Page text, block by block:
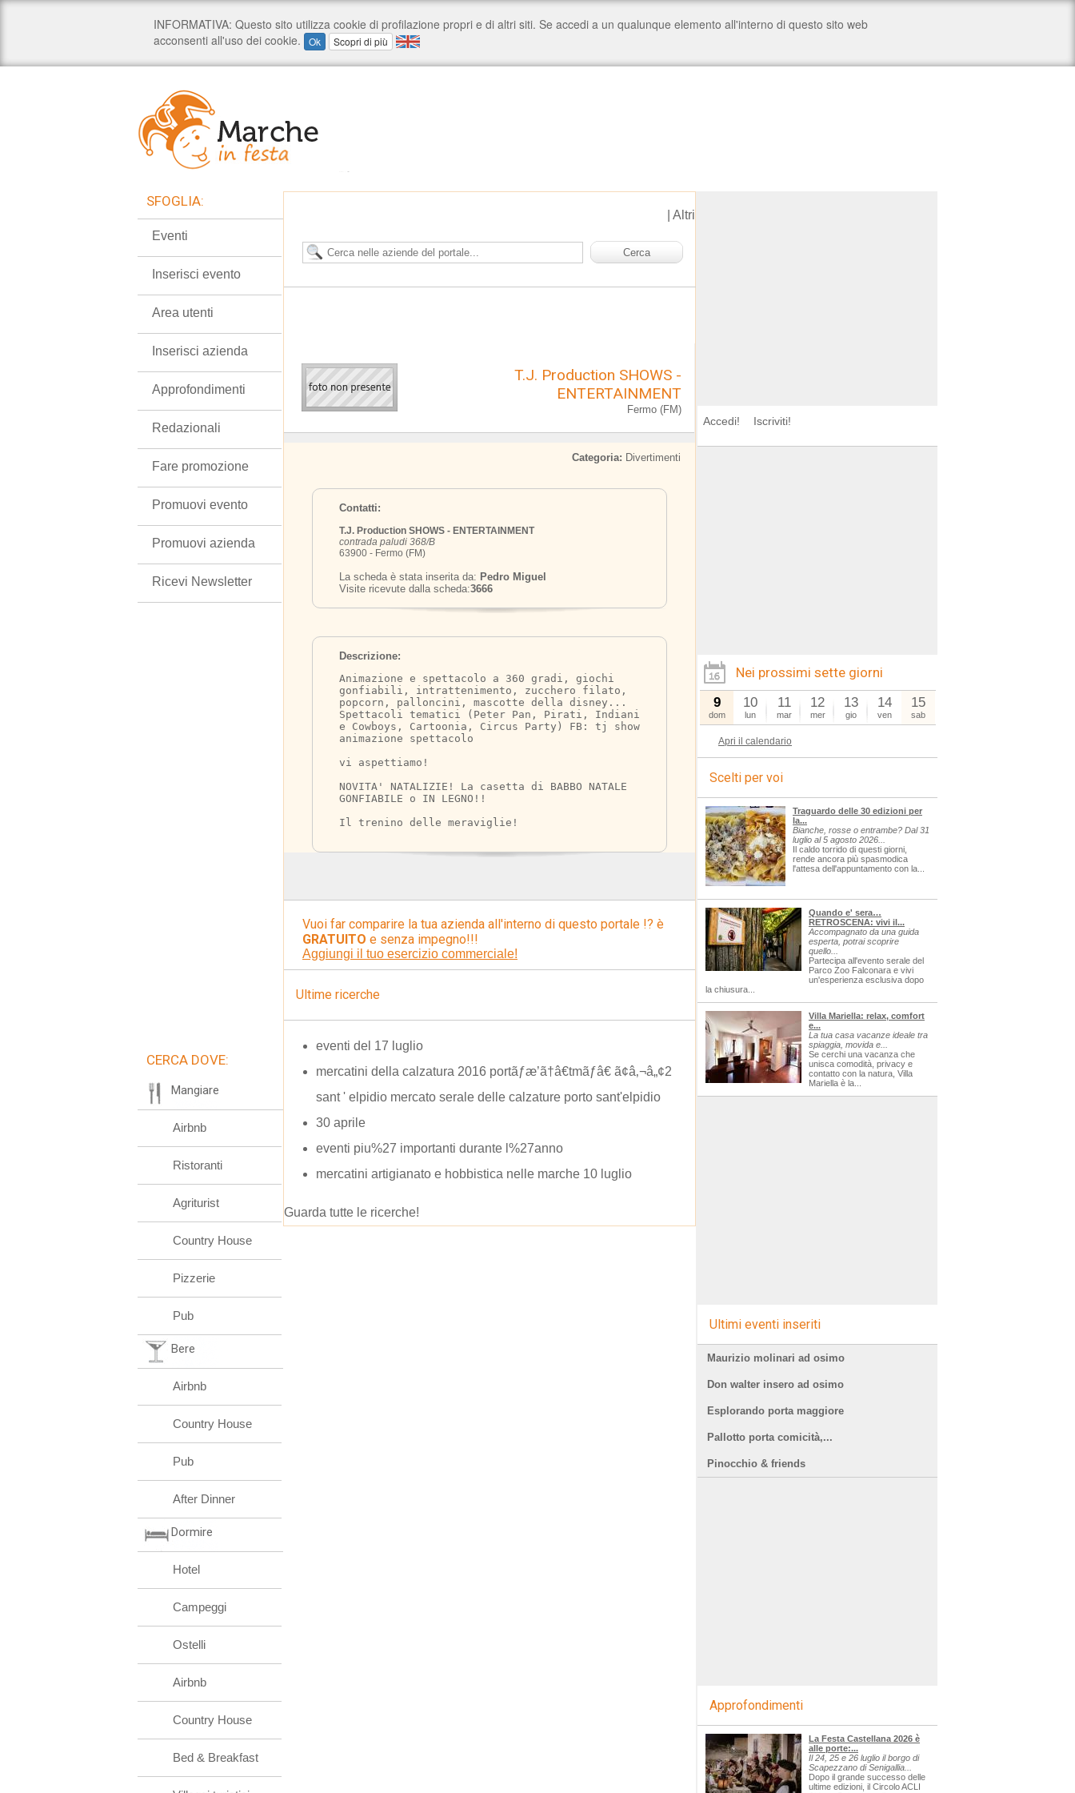
Altri
T.J. Production SHOWS -
ENTERTAINMENT
Fermo (FM)
Categoria: Divertimenti
Contatti:
T.J. Production SHOWS - ENTERTAINMENT
contrada paludi 368/B
63900 - Fermo (FM)
La scheda è stata inserita da: Pedro Miguel
Visite ricevute dalla scheda:3666
Descrizione:
Animazione e spettacolo a 360 gradi, giochi
gonfiabili, intrattenimento, zucchero filato,
popcorn, palloncini, mascotte della disney...
Spettacoli tematici (Peter Pan, Pirati, Indiani
e Cowboys, Cartoonia, Circus Party) FB: tj show
animazione spettacolo
vi aspettiamo!
NOVITA' NATALIZIE! La casetta di BABBO NATALE
GONFIABILE o IN LEGNO!!
Il trenino delle meraviglie!
Vuoi far comparire la tua azienda all'interno di questo portale !? è
GRATUITO e senza impegno!!!
Aggiungi il tuo esercizio commerciale!
Ultime ricerche
eventi del 17 luglio
mercatini della calzatura 2016 portãƒæ’ã†â€tmãƒâ€ ã¢â‚¬â„¢2
sant ' elpidio mercato serale delle calzature porto sant'elpidio
30 aprile
eventi piu%27 importanti durante l%27anno
mercatini artigianato e hobbistica nelle marche 10 luglio
Guarda tutte le ricerche!
SFOGLIA:
Eventi
Inserisci evento
Area utenti
Inserisci azienda
Approfondimenti
Redazionali
Fare promozione
Promuovi evento
Promuovi azienda
Ricevi Newsletter
CERCA DOVE:
Mangiare
Airbnb
Ristoranti
Agriturist
Country House
Pizzerie
Pub
Bere
Airbnb
Country House
Pub
After Dinner
Dormire
Hotel
Campeggi
Ostelli
Airbnb
Country House
Bed & Breakfast
Accedi! Iscriviti!
Nei prossimi sette giorni
9
dom
10
lun
11
mar
12
mer
13
gio
14
ven
15
sab
Apri il calendario
Scelti per voi
Traguardo delle 30 edizioni per
la...
Bianche, rosse o entrambe? Dal 31
luglio al 5 agosto 2026...
Il caldo torrido di questi giorni,
rende ancora più spasmodica
l'attesa dell'appuntamento con la...
Quando e' sera…
RETROSCENA: vivi il...
Accompagnato da una guida
esperta, potrai scoprire
quello...
Partecipa all'evento serale del
Parco Zoo Falconara e vivi
un'esperienza esclusiva dopo
la chiusura...
Villa Mariella: relax, comfort
e...
La tua casa vacanze ideale tra
spiaggia, movida e...
Se cerchi una vacanza che
unisca comodità, privacy e
contatto con la natura, Villa
Mariella è la...
Ultimi eventi inseriti
Maurizio molinari ad osimo
Don walter insero ad osimo
Esplorando porta maggiore
Pallotto porta comicità,...
Pinocchio & friends
Approfondimenti
La Festa Castellana 2026 è
alle porte:...
Il 24, 25 e 26 luglio il borgo di
Scapezzano di Senigallia...
Dopo il grande successo delle
ultime edizioni, il Circolo ACLI